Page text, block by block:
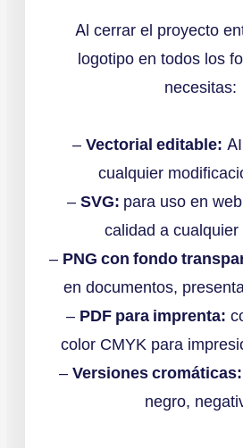
Al cerrar el proyecto
logotipo en todos los
necesitas:
– Vectorial editable:
cualquier
– SVG: para uso en
calidad a cualquier
– PNG con fondo
en documentos,
– PDF para imprenta:
color CMYK para
– Versiones cromáticas:
negro,